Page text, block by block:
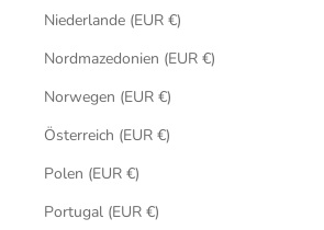
Niederlande (EUR €)
Nordmazedonien (EUR €)
Norwegen (EUR €)
Österreich (EUR €)
Polen (EUR €)
Portugal (EUR €)